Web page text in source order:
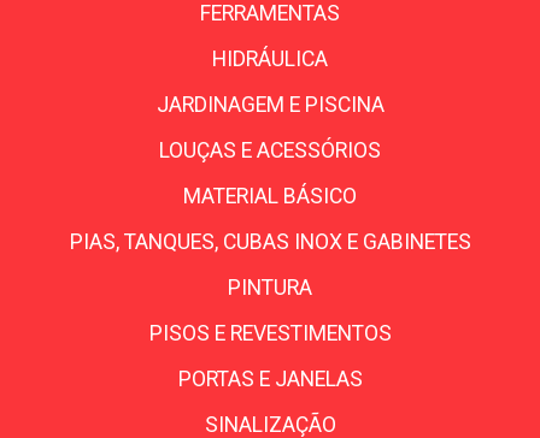
FERRAMENTAS
HIDRÁULICA
JARDINAGEM E PISCINA
LOUÇAS E ACESSÓRIOS
MATERIAL BÁSICO
PIAS, TANQUES, CUBAS INOX E GABINETES
PINTURA
PISOS E REVESTIMENTOS
PORTAS E JANELAS
SINALIZAÇÃO